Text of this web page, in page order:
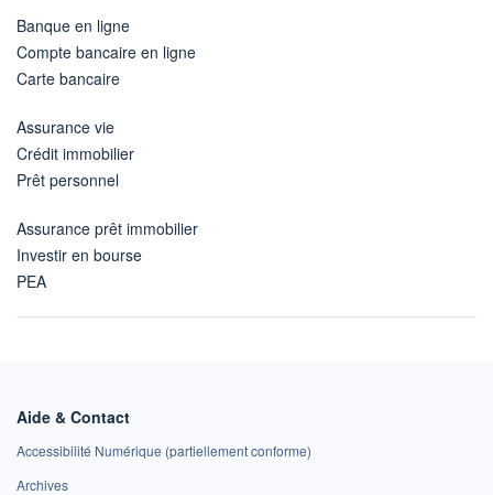
Banque en ligne
Compte bancaire en ligne
Carte bancaire
Assurance vie
Crédit immobilier
Prêt personnel
Assurance prêt immobilier
Investir en bourse
PEA
Aide & Contact
Accessibilité Numérique (partiellement conforme)
Archives